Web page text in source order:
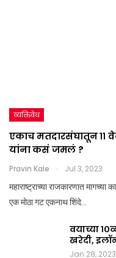
व्यक्तिवेध
एकाच मतदारसंघातून
यांना कसं जमलं ?
Pravin Kale Jul 3, 2023
महाराष्ट्राच्या राजकारणात मागच्या
एक मोठा गट एकनाथ शिंदे…
वयाच्या
खरेदी,
Jan 28, 2023